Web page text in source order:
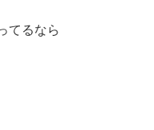
てるなら